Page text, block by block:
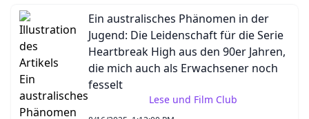
Ein australisches Phänomen in der
Jugend: Die Leidenschaft für die Serie
Heartbreak High aus den 90er Jahren,
die mich auch als Erwachsener noch
fesselt
Lese und Film Club